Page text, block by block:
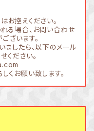
お控えください。
る場合、お問い合わせ
ざいます。
したら、以下のメール
ください。
くお願い致します。